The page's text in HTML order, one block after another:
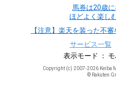
馬券は20歳
ほどよく楽し
【注意】楽天を装った不
サービス一覧
表示モード
Copyright (c) 2007-2026 Keiba
© Rakuten